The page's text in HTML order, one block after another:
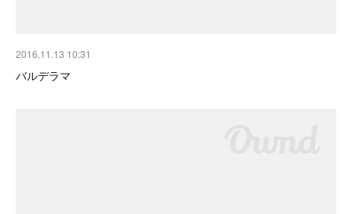
2016.11.13 10:31
バルデラマ